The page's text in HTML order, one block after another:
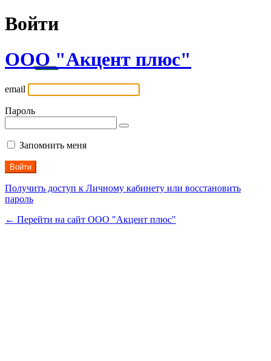
Войти
ООО "Акцент плюс"
email
Пароль
Запомнить меня
Получить доступ к Личному кабинету или восстановить
пароль
← Перейти на сайт ООО "Акцент плюс"